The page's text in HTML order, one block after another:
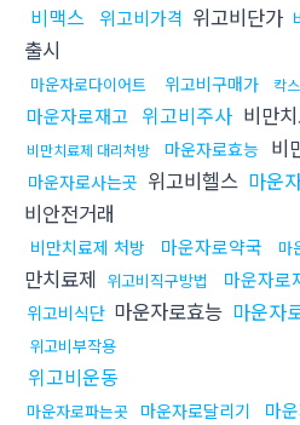
비맥스 위고비가격 위고비단가
출시
마운자로다이어트 위고비구매가 칵
마운자로재고 위고비주사 비만
비만치료제 대리처방 마운자로효능 비
마운자로사는곳 위고비헬스 마운
비안전거래
비만치료제 처방 마운자로약국 마
만치료제 위고비직구방법 마운자로
위고비식단 마운자로효능 마운자
위고비부작용
위고비운동
마운자로파는곳 마운자로달리기 마